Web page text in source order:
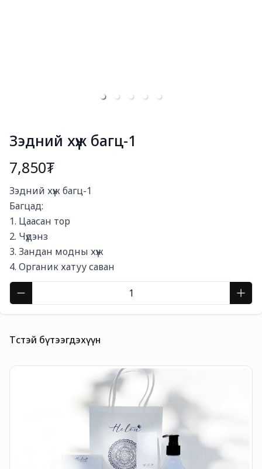
Зэдний хүж багц-1
7,850₮
Зэдний хүж багц-1
Багцад:
1. Цаасан тор
2. Чүдэнз
3. Зандан модны хүж
4. Органик хатуу саван
Төстэй бүтээгдэхүүн